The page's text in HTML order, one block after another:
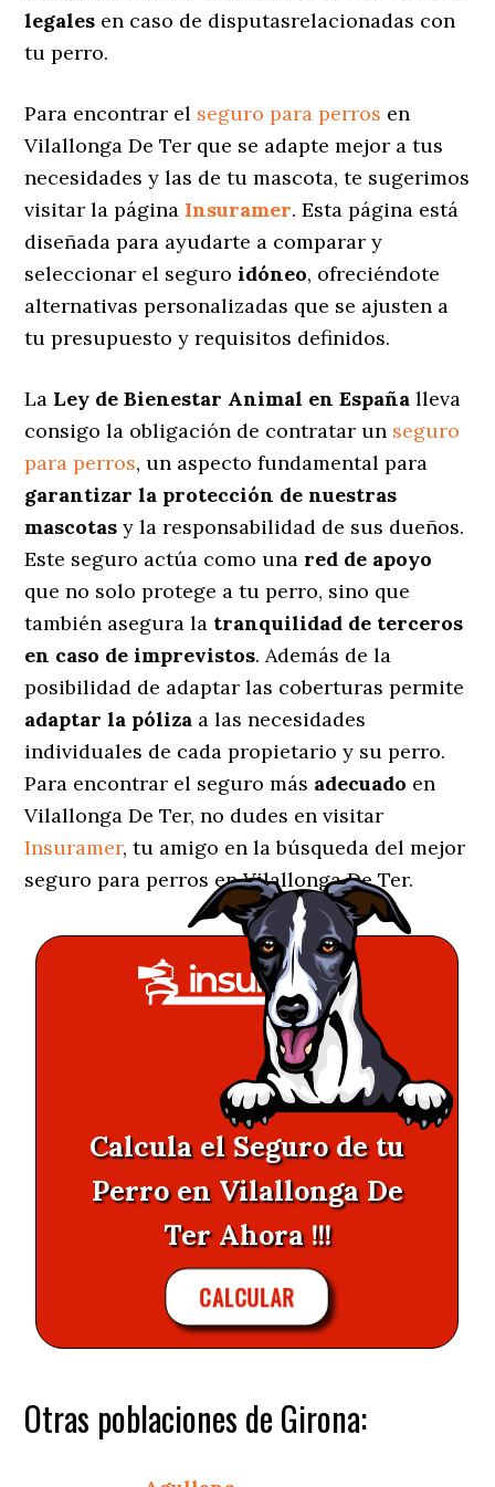
legales en caso de disputasrelacionadas con
tu perro.
Para encontrar el seguro para perros en
Vilallonga De Ter que se adapte mejor a tus
necesidades y las de tu mascota, te sugerimos
visitar la página Insuramer. Esta página está
diseñada para ayudarte a comparar y
seleccionar el seguroidóneo, ofreciéndote
alternativas personalizadas que se ajusten a
tu presupuesto y requisitos definidos.
La Ley de Bienestar Animal en España lleva
consigo la obligación de contratar un seguro
para perros, un aspecto fundamental para
garantizar la protección de nuestras
mascotas y la responsabilidad de sus dueños.
Este seguro actúa como una red de apoyo
que no solo protege a tu perro, sino que
también asegura la tranquilidad de terceros
en caso de imprevistos. Además de la
posibilidad de adaptar las coberturas permite
adaptar la póliza a las necesidades
individuales de cada propietario y su perro.
Para encontrar el seguro más adecuado en
Vilallonga De Ter, no dudes en visitar
Insuramer, tu amigo en la búsqueda del mejor
seguro para perros en Vilallonga De Ter.
Calcula el Seguro de tu
Perro en Vilallonga De
Ter Ahora !!!
CALCULAR
Otras poblaciones de Girona: